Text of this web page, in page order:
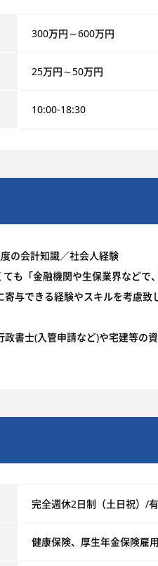
300万円～600万円
25万円～50万円
10:00‐18:30
の会計知識／社会人経験
も「金融機関や生保業界などで
与できる経験やスキルを考慮致
政書士(入管申請など)や宅建等
完全週休2日制（土日祝）/
健康保険、厚生年金保険雇